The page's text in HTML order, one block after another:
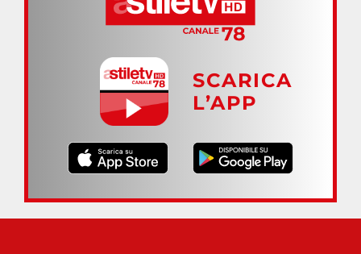
SCARICA
L’APP